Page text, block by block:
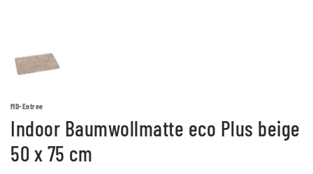
MD-Entree
Indoor Baumwollmatte eco Plus beige
50 x 75 cm